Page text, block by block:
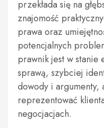
przekłada się na
znajomość
prawa oraz
potencjalnych
prawnik jest w stanie
sprawą, szybciej
dowody i argumenty,
reprezentować
negocjacjach.